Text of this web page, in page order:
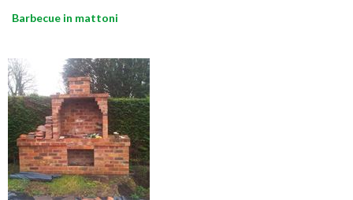
Barbecue in mattoni